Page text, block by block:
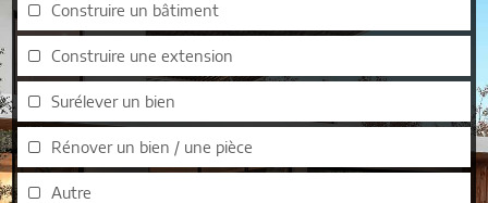
Construire un bâtiment
Construire une extension
Surélever un bien
Rénover un bien / une pièce
Autre